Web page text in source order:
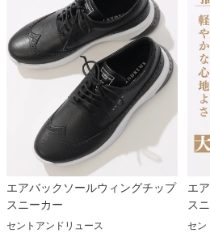
エアバックソールウィングチップ
スニーカー
セントアンドリュース
エ
ス
セン